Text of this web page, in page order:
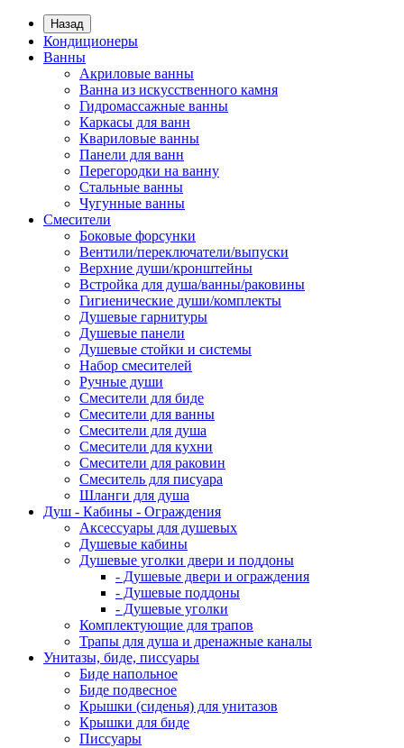
Назад
Кондиционеры
Ванны
Акриловые ванны
Ванна из искусственного камня
Гидромассажные ванны
Каркасы для ванн
Квариловые ванны
Панели для ванн
Перегородки на ванну
Стальные ванны
Чугунные ванны
Смесители
Боковые форсунки
Вентили/переключатели/выпуски
Верхние души/кронштейны
Встройка для душа/ванны/раковины
Гигиенические души/комплекты
Душевые гарнитуры
Душевые панели
Душевые стойки и системы
Набор смесителей
Ручные души
Смесители для биде
Смесители для ванны
Смесители для душа
Смесители для кухни
Смесители для раковин
Смеситель для писуара
Шланги для душа
Душ - Кабины - Ограждения
Аксессуары для душевых
Душевые кабины
Душевые уголки двери и поддоны
- Душевые двери и ограждения
- Душевые поддоны
- Душевые уголки
Комплектующие для трапов
Трапы для душа и дренажные каналы
Унитазы, биде, писсуары
Биде напольное
Биде подвесное
Крышки (сиденья) для унитазов
Крышки для биде
Писсуары